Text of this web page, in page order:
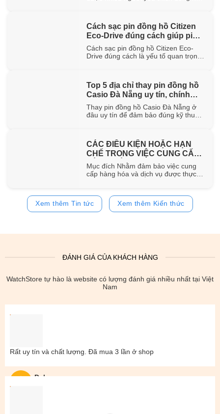
hơn 100 năm trong ngành chế tác.
Trong bài viết này, WatchStore sẽ
giúp bạn khám phá nguồn gốc ra đời,
đặc điểm [...]
Cách sạc pin đồng hồ Citizen
Eco-Drive đúng cách giúp pin
bền lâu
Cách sạc pin đồng hồ Citizen Eco-
Drive đúng cách là yếu tố quan trọng
bên trong đồng hồ. Trong bài viết này,
WatchStore sẽ hướng dẫn chi tiết các
phương pháp sạc bằng ánh sáng mặt
trời, ánh [...]
Top 5 địa chỉ thay pin đồng hồ
Casio Đà Nẵng uy tín, chính
hãng
Thay pin đồng hồ Casio Đà Nẵng ở
đâu uy tín để đảm bảo đúng kỹ thuật
thay pin Casio đáng tin cậy tại Đà
Nẵng, đồng thời chia sẻ quy trình
thay pin và bảng giá tham [...]
CÁC ĐIỀU KIỆN HOẶC HẠN
CHẾ TRONG VIỆC CUNG CẤP
HÀNG HÓA, DỊCH VỤ
Mục đích Nhằm đảm bảo việc cung
cấp hàng hóa và dịch vụ được thực
khách hàng, website
https://www.watchstore.vn công bố
các điều kiện và giới hạn áp dụng đối
Xem thêm Tin tức Xem thêm Kiến thức
ĐÁNH GIÁ CỦA KHÁCH HÀNG
WatchStore tự hào là website có lượng đánh giá nhiều nhất tại Việt
Nam
Đal
Rất uy tín và chất lượng. Đã mua 3 lần ở shop